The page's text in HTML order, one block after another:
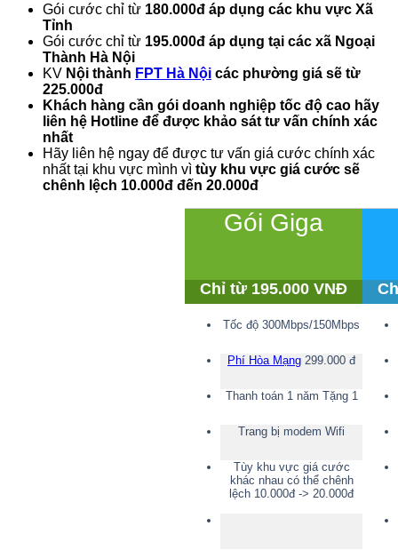
Gói cước chỉ từ 180.000đ áp dụng các khu vực Xã
Tỉnh
Gói cước chỉ từ 195.000đ áp dụng tại các xã Ngoại
Thành Hà Nội
KV Nội thành FPT Hà Nội các phường giá sẽ từ
225.000đ
Khách hàng cần gói doanh nghiệp tốc độ cao hãy
liên hệ Hotline để được khảo sát tư vấn chính xác
nhất
Hãy liên hệ ngay để được tư vấn giá cước chính xác
nhất tại khu vực mình vì tùy khu vực giá cước sẽ
chênh lệch 10.000đ đến 20.000đ
Gói Giga
Chỉ từ 195.000 VNĐ
Tốc độ 300Mbps/150Mbps
Phí Hòa Mạng 299.000 đ
Thanh toán 1 năm Tặng 1
Trang bị modem Wifi
Tùy khu vực giá cước
khác nhau có thể chênh
lệch 10.000đ -> 20.000đ